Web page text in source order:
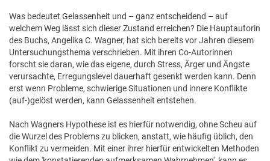
Was bedeutet Gelassenheit und – ganz entscheidend – auf
welchem Weg lässt sich dieser Zustand erreichen? Die Hauptautorin
des Buchs, Angelika C. Wagner, hat sich bereits vor Jahren diesem
Untersuchungsthema verschrieben. Mit ihren Co-Autorinnen
forscht sie daran, wie das eigene, durch Stress, Ärger und Ängste
verursachte, Erregungslevel dauerhaft gesenkt werden kann. Denn
erst wenn Probleme, schwierige Situationen und innere Konflikte
(auf-)gelöst werden, kann Gelassenheit entstehen.
Nach Wagners Hypothese ist es hierfür notwendig, ohne Scheu auf
die Wurzel des Problems zu blicken, anstatt, wie häufig üblich, den
Konflikt zu vermeiden. Mit einer ihrer hierfür entwickelten Methoden